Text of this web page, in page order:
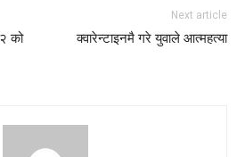
को
Next article
क्वारेन्टाइनमै गरे युवाले आत्महत्या